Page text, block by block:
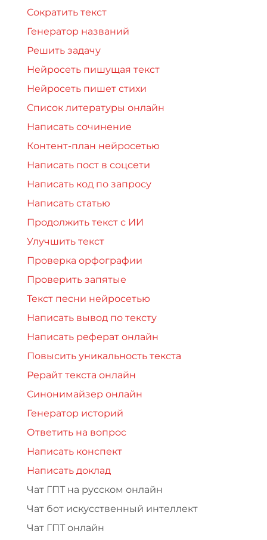
Сократить текст
Генератор названий
Решить задачу
Нейросеть пишущая текст
Нейросеть пишет стихи
Список литературы онлайн
Написать сочинение
Контент-план нейросетью
Написать пост в соцсети
Написать код по запросу
Написать статью
Продолжить текст с ИИ
Улучшить текст
Проверка орфографии
Проверить запятые
Текст песни нейросетью
Написать вывод по тексту
Написать реферат онлайн
Повысить уникальность текста
Рерайт текста онлайн
Синонимайзер онлайн
Генератор историй
Ответить на вопрос
Написать конспект
Написать доклад
Чат ГПТ на русском онлайн
Чат бот искусственный интеллект
Чат ГПТ онлайн